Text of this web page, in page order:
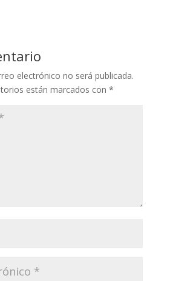
electrónico no será publicada.
están marcados con *